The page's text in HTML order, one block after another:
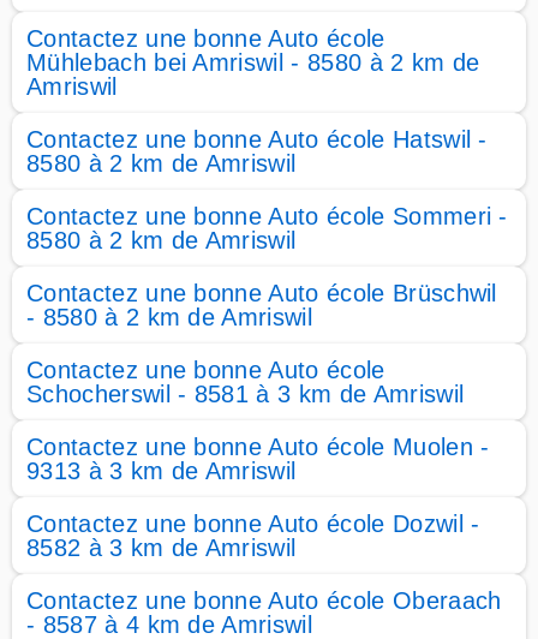
Contactez une bonne Auto école
Mühlebach bei Amriswil - 8580 à 2 km de
Amriswil
Contactez une bonne Auto école Hatswil -
8580 à 2 km de Amriswil
Contactez une bonne Auto école Sommeri -
8580 à 2 km de Amriswil
Contactez une bonne Auto école Brüschwil
- 8580 à 2 km de Amriswil
Contactez une bonne Auto école
Schocherswil - 8581 à 3 km de Amriswil
Contactez une bonne Auto école Muolen -
9313 à 3 km de Amriswil
Contactez une bonne Auto école Dozwil -
8582 à 3 km de Amriswil
Contactez une bonne Auto école Oberaach
- 8587 à 4 km de Amriswil